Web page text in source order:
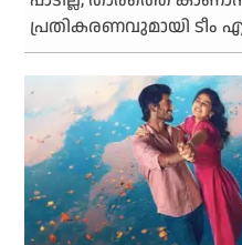
പ്രതികരണവുമായി ടീം